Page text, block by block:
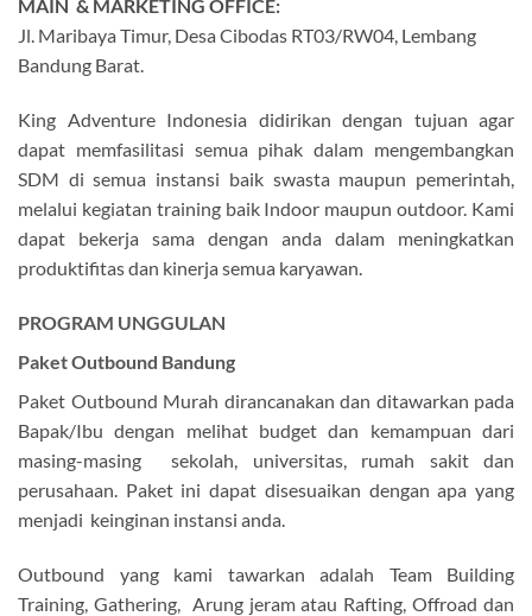
MAIN & MARKETING OFFICE:
Jl. Maribaya Timur, Desa Cibodas RT03/RW04, Lembang
Bandung Barat.
King Adventure Indonesia didirikan dengan tujuan agar
dapat memfasilitasi semua pihak dalam mengembangkan
SDM di semua instansi baik swasta maupun pemerintah,
melalui kegiatan training baik Indoor maupun outdoor. Kami
dapat bekerja sama dengan anda dalam meningkatkan
produktifitas dan kinerja semua karyawan.
PROGRAM UNGGULAN
Paket Outbound Bandung
Paket Outbound Murah dirancanakan dan ditawarkan pada
Bapak/Ibu dengan melihat budget dan kemampuan dari
masing-masing sekolah, universitas, rumah sakit dan
perusahaan. Paket ini dapat disesuaikan dengan apa yang
menjadi keinginan instansi anda.
Outbound yang kami tawarkan adalah Team Building
Training, Gathering, Arung jeram atau Rafting, Offroad dan